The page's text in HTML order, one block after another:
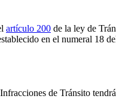
artículo 200 de la ley de
en el numeral 18
de Tránsito